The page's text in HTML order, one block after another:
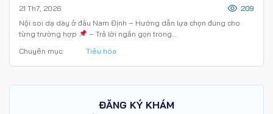
Nội soi dạ dày ở đâu Nam Định – Hướng dẫn lựa chọn đúng cho
từng trường hợp
– Trả lời ngắn gọn trong…
21 Th7, 2026 209
Chuyên mục: Tiêu hóa
ĐĂNG KÝ KHÁM